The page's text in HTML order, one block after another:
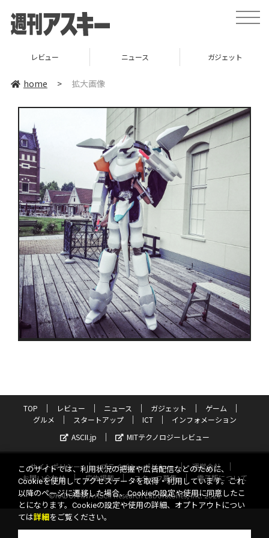
toggle
レビュー ニュース ガジェット
home > 拡大画像
TOP レビュー ニュース ガジェット
ゲーム
グルメ
スタートアップ ICT
インフォメーション
ASCII.jp
MITテクノロジーレビュー
サイトポリシー プライバシーポリシー
運営会社
お問い合わせ
広告掲載 スタッフ募集
電子版について
©KADOKAWA ASCII Research Laboratories, Inc. 2026
このサイトでは、利用状況の把握や広告配信などのために、
Cookieを使用してアクセスデータを取得・利用しています。これ
以降のページに遷移した場合、Cookieの設定や使用に同意したこ
とになります。Cookieの設定や使用の詳細、オプトアウトについ
ては詳細 をご覧ください。